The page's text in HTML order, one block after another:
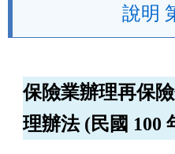
說明
保險業辦理再保
理辦法 (民國 100